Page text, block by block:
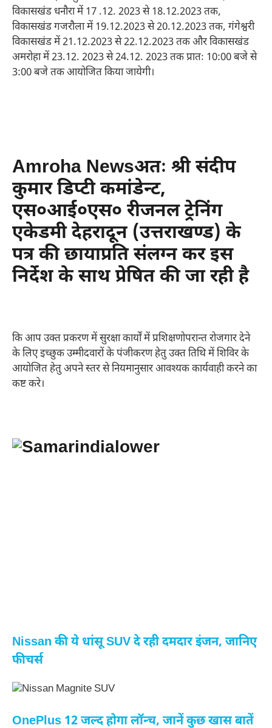
विकासखंड धनौरा में 17 .12. 2023 से 18.12.2023 तक,
विकासखंड गजरौला में 19.12.2023 से 20.12.2023 तक, गंगेश्वरी
विकासखंड में 21.12.2023 से 22.12.2023 तक और विकासखंड
अमरोहा में 23.12. 2023 से 24.12. 2023 तक प्रातः 10:00 बजे से
3:00 बजे तक आयोजित किया जायेगी।
Amroha Newsअतः श्री संदीप
कुमार डिप्टी कमांडेन्ट,
एस०आई०एस० रीजनल ट्रेनिंग
एकेडमी देहरादून (उत्तराखण्ड) के
पत्र की छायाप्रति संलग्न कर इस
निर्देश के साथ प्रेषित की जा रही है
कि आप उक्त प्रकरण में सुरक्षा कार्यों में प्रशिक्षणोपरान्त रोजगार देने
के लिए इच्छुक उम्मीदवारों के पंजीकरण हेतु उक्त तिथि में शिविर के
आयोजित हेतु अपने स्तर से नियमानुसार आवश्यक कार्यवाही करने का
कष्ट करे।
Nissan की ये धांसू SUV दे रही दमदार इंजन, जानिए
फीचर्स
OnePlus 12 जल्द होगा लॉन्च, जानें कुछ खास बातें